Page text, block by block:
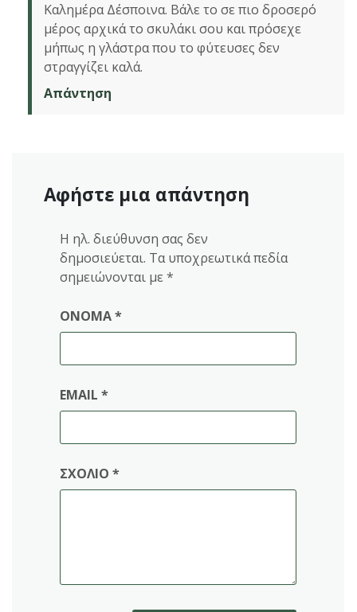
Καλημέρα Δέσποινα. Βάλε το σε πιο δροσερό
μέρος αρχικά το σκυλάκι σου και πρόσεχε
μήπως η γλάστρα που το φύτευσες δεν
στραγγίζει καλά.
Απάντηση
Αφήστε μια απάντηση
Η ηλ. διεύθυνση σας δεν
δημοσιεύεται. Τα υποχρεωτικά πεδία
σημειώνονται με *
ΌΝΟΜΑ*
EMAIL *
ΣΧΌΛΙΟ *